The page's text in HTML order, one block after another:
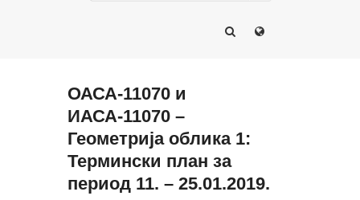
ОАСА-11070 и
ИАСА-11070 –
Геометрија облика 1:
Термински план за
период 11. – 25.01.2019.